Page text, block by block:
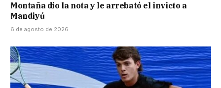
Montaña dio la nota y le arrebató el invicto a
Mandiyú
6 de agosto de 2026